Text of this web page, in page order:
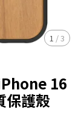
1 /3
16
保護殼